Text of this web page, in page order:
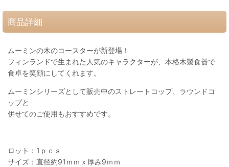
商品詳細
ムーミンの木のコースターが新登場！
フィンランドで生まれた人気のキャラクターが、本格木製食器で
食卓を笑顔にしてくれます。
ムーミンシリーズとして販売中のストレートコップ、ラウンドコ
ップと
併せてのご使用もおすすめです。
ロット：1ｐｃｓ
サイズ：直径約91ｍｍｘ厚み9ｍｍ